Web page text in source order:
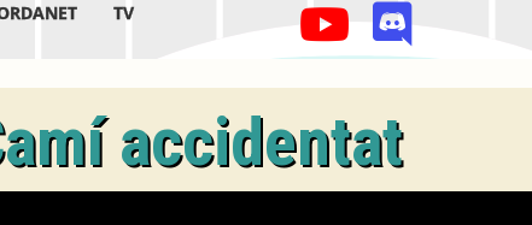
TV
accidentat